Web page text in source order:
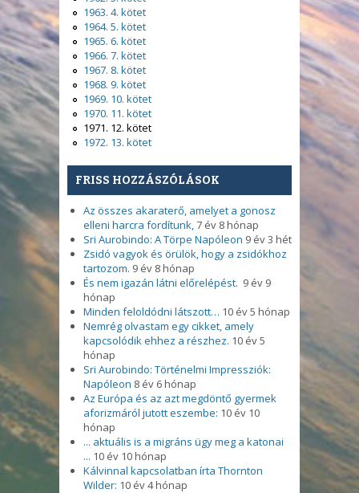
1963. 4. kötet
1964. 5. kötet
1965. 6. kötet
1966. 7. kötet
1967. 8. kötet
1968. 9. kötet
1969. 10. kötet
1970. 11. kötet
1971. 12. kötet
1972. 13. kötet
FRISS HOZZÁSZÓLÁSOK
Az összes akaraterő, amelyet a gonosz
elleni harcra fordítunk,7 év 8 hónap
Sri Aurobindo: A Törpe Napóleon 9 év 3 hét
Zsidó vagyok és örülök, hogy a zsidókhoz
tartozom. 9 év 8 hónap
És nem igazán látni előrelépést. 9 év 9
hónap
Minden feloldódni látszott… 10 év 5 hónap
Nemrég olvastam egy cikket, amely
kapcsolódik ehhez a részhez. 10 év 5
hónap
Sri Aurobindo: Történelmi Impressziók:
Napóleon 8 év 6 hónap
Az Európa és az azt megdöntő gyermek
aforizmáról jutott eszembe: 10 év 10
hónap
... aktuális is a migráns ügy meg a katonai
... 10 év 10 hónap
Kálvinnal kapcsolatban írta Thornton
Wilder: 10 év 4 hónap